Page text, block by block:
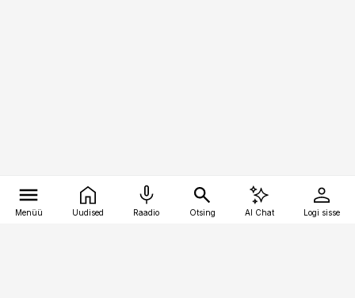
Menüü Uudised Raadio Otsing AI Chat Logi sisse